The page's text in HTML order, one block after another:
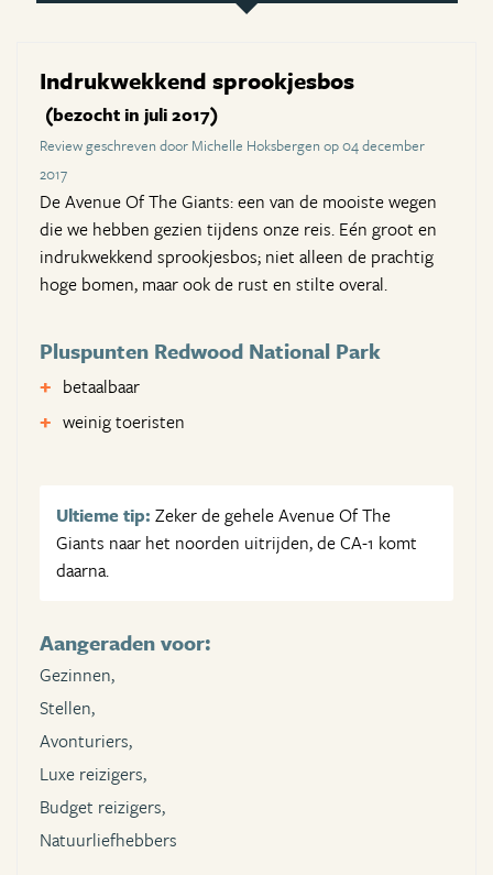
Indrukwekkend sprookjesbos
(bezocht in juli 2017)
Review geschreven door Michelle Hoksbergen op 04 december
2017
De Avenue Of The Giants: een van de mooiste wegen
die we hebben gezien tijdens onze reis. Eén groot en
indrukwekkend sprookjesbos; niet alleen de prachtig
hoge bomen, maar ook de rust en stilte overal.
Pluspunten Redwood National Park
betaalbaar
weinig toeristen
Ultieme tip: Zeker de gehele Avenue Of The
Giants naar het noorden uitrijden, de CA-1 komt
daarna.
Aangeraden voor:
Gezinnen,
Stellen,
Avonturiers,
Luxe reizigers,
Budget reizigers,
Natuurliefhebbers